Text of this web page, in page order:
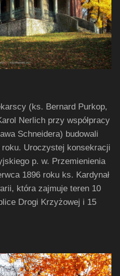
(ks. Bernard Purkop,
Nerlich przy współpracy
Schneidera) budowali
roku. Uroczystej konsekracji
p. w. Przemienienia
1896 roku ks. Kardynał
która zajmuje teren 10
Drogi Krzyżowej i 15